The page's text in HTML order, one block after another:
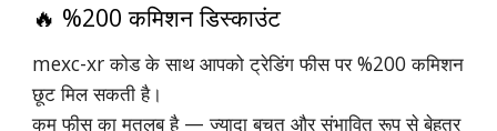
🔥 %200 कमिशन डिस्काउंट
mexc-xr कोड के साथ आपको ट्रेडिंग फीस पर %200 कमिशन
छूट मिल सकती है।
कम फीस का मतलब है — ज्यादा बचत और संभावित रूप से बेहतर